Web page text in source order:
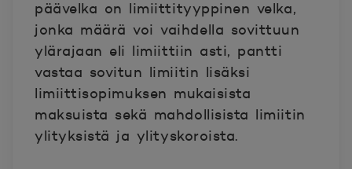
päävelka on limiittityyppinen velka,
jonka määrä voi vaihdella sovittuun
ylärajaan eli limiittiin asti, pantti
vastaa sovitun limiitin lisäksi
limiittisopimuksen mukaisista
maksuista sekä mahdollisista limiitin
ylityksistä ja ylityskoroista.